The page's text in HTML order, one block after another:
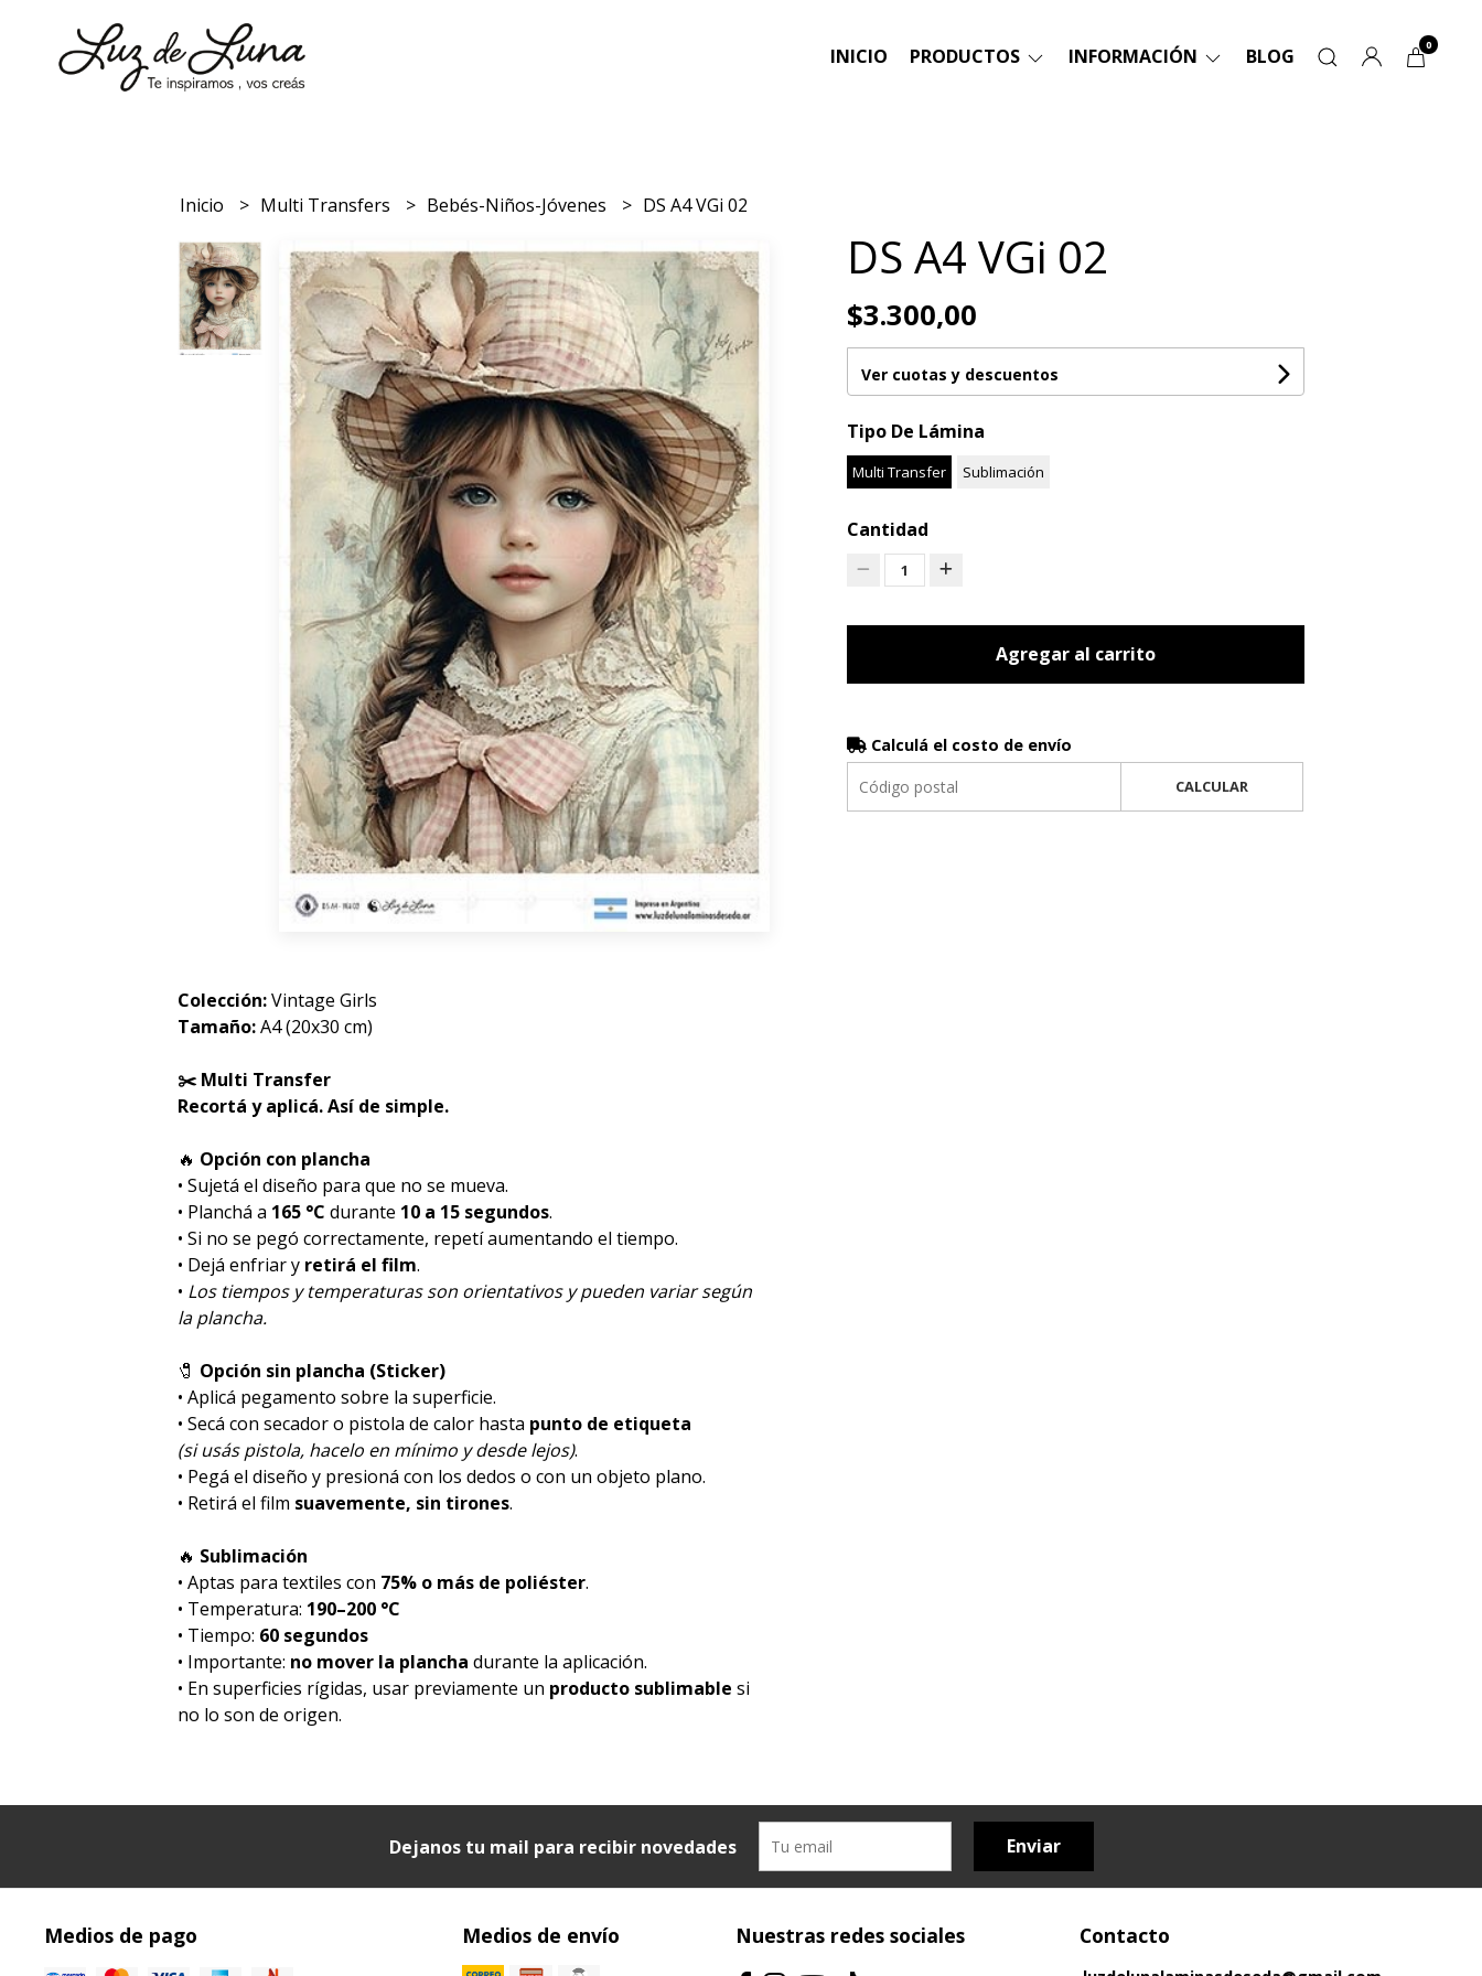
INICIO PRODUCTOS INFORMACIÓN BLOG 0
Inicio Multi Transfers Bebés-Niños-Jóvenes DS A4 VGi 02
Colección:Vintage Girls
Tamaño:A4 (20x30 cm)
✂️ Multi Transfer
Recortá y aplicá. Así de simple.
🔥 Opción con plancha
• Sujetá el diseño para que no se mueva.
• Planchá a 165 °C durante 10 a 15 segundos.
• Si no se pegó correctamente, repetí aumentando el tiempo.
• Dejá enfriar y retirá el film.
• Los tiempos y temperaturas son orientativos y pueden variar según
la plancha.
🧷 Opción sin plancha (Sticker)
• Aplicá pegamento sobre la superficie.
• Secá con secador o pistola de calor hasta punto de etiqueta
(si usás pistola, hacelo en mínimo y desde lejos).
• Pegá el diseño y presioná con los dedos o con un objeto plano.
• Retirá el film suavemente, sin tirones.
🔥 Sublimación
• Aptas para textiles con 75% o más de poliéster.
• Temperatura: 190–200 °C
• Tiempo: 60 segundos
• Importante: no mover la plancha durante la aplicación.
• En superficies rígidas, usar previamente un producto sublimable si
no lo son de origen.
DS A4 VGi 02
$3.300,00
Ver cuotas y descuentos
Tipo De Lámina
Multi Transfer Sublimación
Cantidad
1
Agregar al carrito
Calculá el costo de envío
CALCULAR
Dejanos tu mail para recibir novedades Enviar
Medios de pago Medios de envío Nuestras redes sociales Contacto